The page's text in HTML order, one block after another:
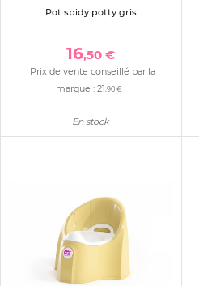
Pot spidy potty gris
16,50 €
Prix de vente conseillé par la
marque :21,90 €
En stock